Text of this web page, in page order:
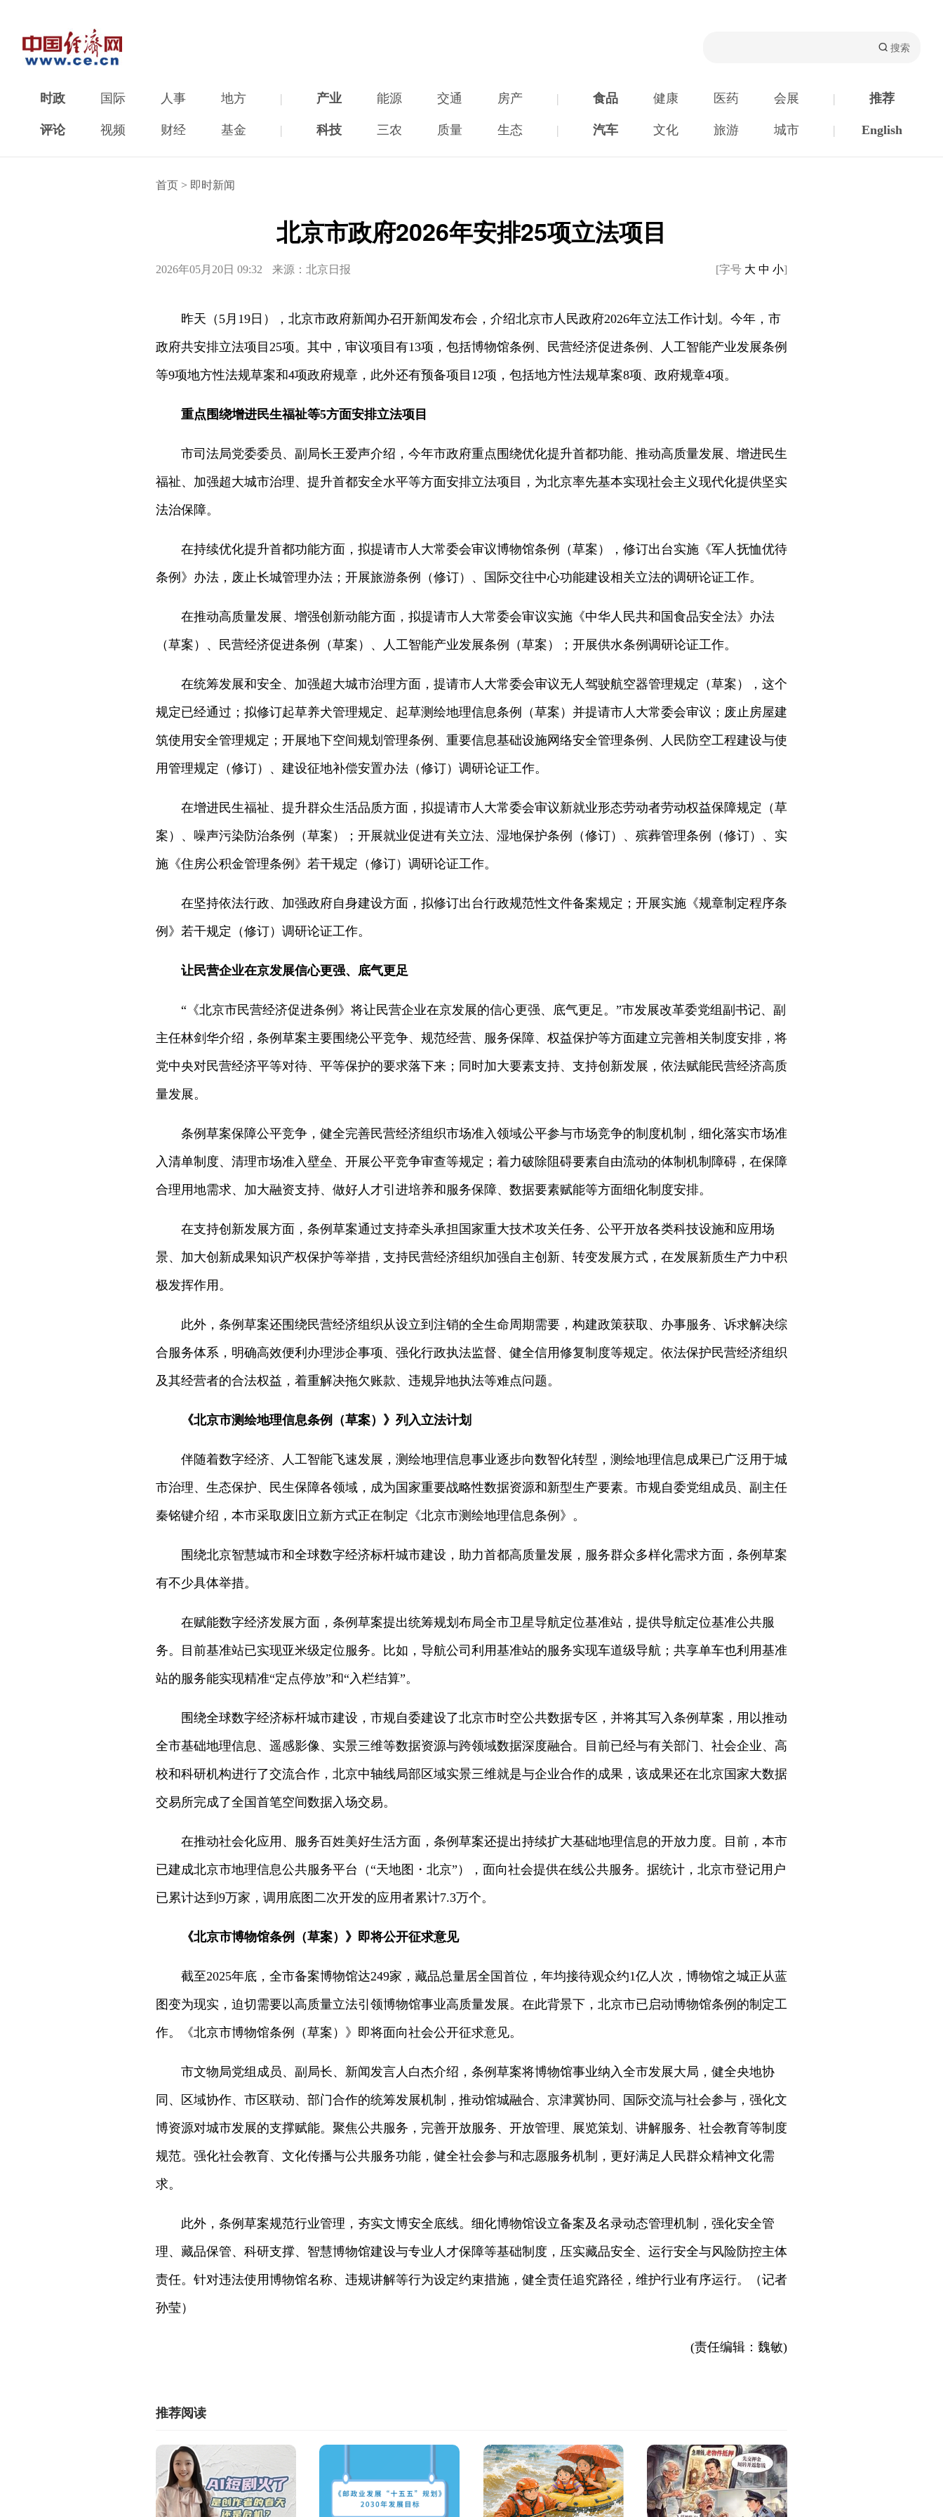
时政 国际 人事 地方 | 产业 能源 交通 房产 | 食品 健康 医药 会展 | 推荐
评论 视频 财经 基金 | 科技 三农 质量 生态 | 汽车 文化 旅游 城市 | English
首页 > 即时新闻
北京市政府2026年安排25项立法项目
2026年05月20日 09:32 来源：北京日报 [字号 大 中 小]
昨天（5月19日），北京市政府新闻办召开新闻发布会，介绍北京市人民政府2026年立法工作计划。今年，市
政府共安排立法项目25项。其中，审议项目有13项，包括博物馆条例、民营经济促进条例、人工智能产业发展条例
等9项地方性法规草案和4项政府规章，此外还有预备项目12项，包括地方性法规草案8项、政府规章4项。
重点围绕增进民生福祉等5方面安排立法项目
市司法局党委委员、副局长王爱声介绍，今年市政府重点围绕优化提升首都功能、推动高质量发展、增进民生
福祉、加强超大城市治理、提升首都安全水平等方面安排立法项目，为北京率先基本实现社会主义现代化提供坚实
法治保障。
在持续优化提升首都功能方面，拟提请市人大常委会审议博物馆条例（草案），修订出台实施《军人抚恤优待
条例》办法，废止长城管理办法；开展旅游条例（修订）、国际交往中心功能建设相关立法的调研论证工作。
在推动高质量发展、增强创新动能方面，拟提请市人大常委会审议实施《中华人民共和国食品安全法》办法
（草案）、民营经济促进条例（草案）、人工智能产业发展条例（草案）；开展供水条例调研论证工作。
在统筹发展和安全、加强超大城市治理方面，提请市人大常委会审议无人驾驶航空器管理规定（草案），这个
规定已经通过；拟修订起草养犬管理规定、起草测绘地理信息条例（草案）并提请市人大常委会审议；废止房屋建
筑使用安全管理规定；开展地下空间规划管理条例、重要信息基础设施网络安全管理条例、人民防空工程建设与使
用管理规定（修订）、建设征地补偿安置办法（修订）调研论证工作。
在增进民生福祉、提升群众生活品质方面，拟提请市人大常委会审议新就业形态劳动者劳动权益保障规定（草
案）、噪声污染防治条例（草案）；开展就业促进有关立法、湿地保护条例（修订）、殡葬管理条例（修订）、实
施《住房公积金管理条例》若干规定（修订）调研论证工作。
在坚持依法行政、加强政府自身建设方面，拟修订出台行政规范性文件备案规定；开展实施《规章制定程序条
例》若干规定（修订）调研论证工作。
让民营企业在京发展信心更强、底气更足
“《北京市民营经济促进条例》将让民营企业在京发展的信心更强、底气更足。”市发展改革委党组副书记、副
主任林剑华介绍，条例草案主要围绕公平竞争、规范经营、服务保障、权益保护等方面建立完善相关制度安排，将
党中央对民营经济平等对待、平等保护的要求落下来；同时加大要素支持、支持创新发展，依法赋能民营经济高质
量发展。
条例草案保障公平竞争，健全完善民营经济组织市场准入领域公平参与市场竞争的制度机制，细化落实市场准
入清单制度、清理市场准入壁垒、开展公平竞争审查等规定；着力破除阻碍要素自由流动的体制机制障碍，在保障
合理用地需求、加大融资支持、做好人才引进培养和服务保障、数据要素赋能等方面细化制度安排。
在支持创新发展方面，条例草案通过支持牵头承担国家重大技术攻关任务、公平开放各类科技设施和应用场
景、加大创新成果知识产权保护等举措，支持民营经济组织加强自主创新、转变发展方式，在发展新质生产力中积
极发挥作用。
此外，条例草案还围绕民营经济组织从设立到注销的全生命周期需要，构建政策获取、办事服务、诉求解决综
合服务体系，明确高效便利办理涉企事项、强化行政执法监督、健全信用修复制度等规定。依法保护民营经济组织
及其经营者的合法权益，着重解决拖欠账款、违规异地执法等难点问题。
《北京市测绘地理信息条例（草案）》列入立法计划
伴随着数字经济、人工智能飞速发展，测绘地理信息事业逐步向数智化转型，测绘地理信息成果已广泛用于城
市治理、生态保护、民生保障各领域，成为国家重要战略性数据资源和新型生产要素。市规自委党组成员、副主任
秦铭键介绍，本市采取废旧立新方式正在制定《北京市测绘地理信息条例》。
围绕北京智慧城市和全球数字经济标杆城市建设，助力首都高质量发展，服务群众多样化需求方面，条例草案
有不少具体举措。
在赋能数字经济发展方面，条例草案提出统筹规划布局全市卫星导航定位基准站，提供导航定位基准公共服
务。目前基准站已实现亚米级定位服务。比如，导航公司利用基准站的服务实现车道级导航；共享单车也利用基准
站的服务能实现精准“定点停放”和“入栏结算”。
围绕全球数字经济标杆城市建设，市规自委建设了北京市时空公共数据专区，并将其写入条例草案，用以推动
全市基础地理信息、遥感影像、实景三维等数据资源与跨领域数据深度融合。目前已经与有关部门、社会企业、高
校和科研机构进行了交流合作，北京中轴线局部区域实景三维就是与企业合作的成果，该成果还在北京国家大数据
交易所完成了全国首笔空间数据入场交易。
在推动社会化应用、服务百姓美好生活方面，条例草案还提出持续扩大基础地理信息的开放力度。目前，本市
已建成北京市地理信息公共服务平台（“天地图・北京”），面向社会提供在线公共服务。据统计，北京市登记用户
已累计达到9万家，调用底图二次开发的应用者累计7.3万个。
《北京市博物馆条例（草案）》即将公开征求意见
截至2025年底，全市备案博物馆达249家，藏品总量居全国首位，年均接待观众约1亿人次，博物馆之城正从蓝
图变为现实，迫切需要以高质量立法引领博物馆事业高质量发展。在此背景下，北京市已启动博物馆条例的制定工
作。《北京市博物馆条例（草案）》即将面向社会公开征求意见。
市文物局党组成员、副局长、新闻发言人白杰介绍，条例草案将博物馆事业纳入全市发展大局，健全央地协
同、区域协作、市区联动、部门合作的统筹发展机制，推动馆城融合、京津冀协同、国际交流与社会参与，强化文
博资源对城市发展的支撑赋能。聚焦公共服务，完善开放服务、开放管理、展览策划、讲解服务、社会教育等制度
规范。强化社会教育、文化传播与公共服务功能，健全社会参与和志愿服务机制，更好满足人民群众精神文化需
求。
此外，条例草案规范行业管理，夯实文博安全底线。细化博物馆设立备案及名录动态管理机制，强化安全管
理、藏品保管、科研支撑、智慧博物馆建设与专业人才保障等基础制度，压实藏品安全、运行安全与风险防控主体
责任。针对违法使用博物馆名称、违规讲解等行为设定约束措施，健全责任追究路径，维护行业有序运行。（记者
孙莹）
(责任编辑：魏敏)
推荐阅读